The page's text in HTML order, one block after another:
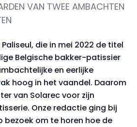
VAN TWEE AMBACHTEN
die in mei 2022 de titel
Belgische bakker-patissier
en eerlijke
hoog in het vaandel. Daarom
van Solarec voor zijn
Onze redactie ging bij
bezoek om te horen hoe de